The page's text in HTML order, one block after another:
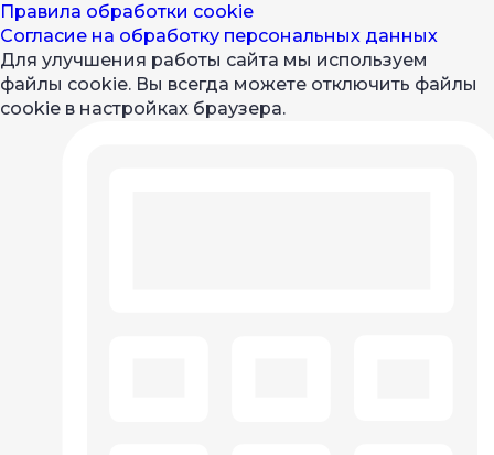
Правила обработки cookie
Согласие на обработку персональных данных
Для улучшения работы сайта мы используем
файлы cookie. Вы всегда можете отключить файлы
cookie в настройках браузера.